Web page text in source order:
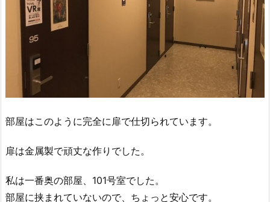
部屋はこのように完全に扉で仕切られています。
扉は金属製で頑丈な作りでした。
私は一番奥の部屋、101号室でした。
部屋に挟まれていないので、ちょっと安心です。